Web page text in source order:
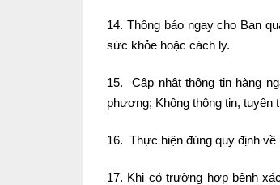
14. Thông báo ngay cho Ban
sức khỏe hoặc cách ly.
15. Cập nhật thông tin hàng
phương; Không thông tin, tuyên
16. Thực hiện đúng quy định
17. Khi có trường hợp bệnh